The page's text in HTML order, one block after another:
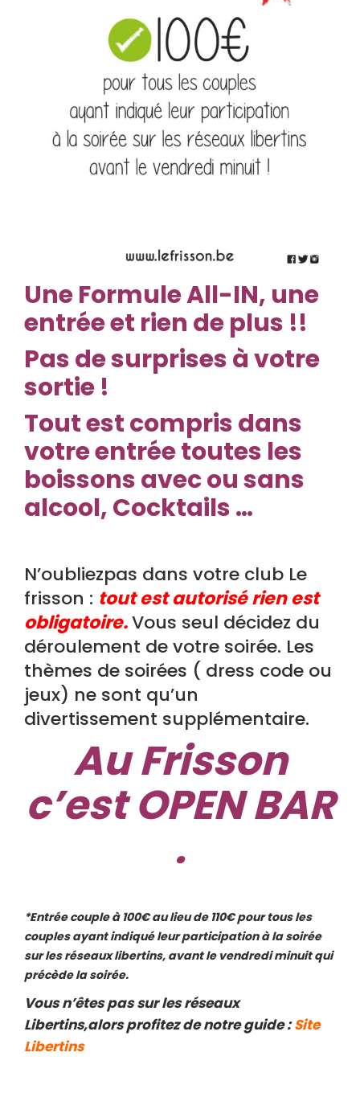
UneFormule All-IN, une
entrée et rien de plus !!
Pas de surprises à votre
sortie !
Tout est compris dans
votre entrée toutes les
boissons avec ou sans
alcool, Cocktails …
N’oubliezpas dans votre club Le
frisson : tout est autorisé rien est
obligatoire.Vous seul décidez du
déroulement de votre soirée. Les
thèmes de soirées ( dress code ou
jeux) ne sont qu’un
divertissement supplémentaire.
Au Frisson
c’est OPEN BAR
.
*Entrée couple à 100€ au lieu de 110€ pour tous les
couples ayant indiqué leur participation à la soirée
sur les réseaux libertins, avant le vendredi minuit qui
précède la soirée.
Vous n’êtes pas sur les réseaux
Libertins,alors profitez de notre guide :Site
Libertins